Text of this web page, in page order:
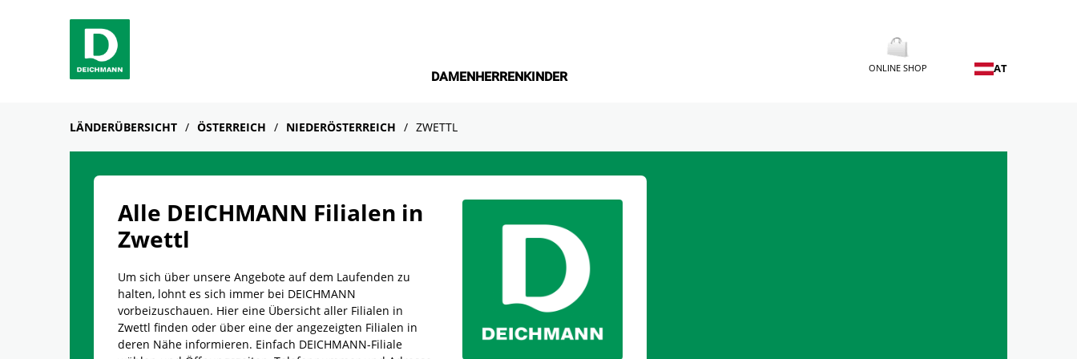
DAMENHERRENKINDER
ONLINE SHOP AT
LÄNDERÜBERSICHT ÖSTERREICH NIEDERÖSTERREICH ZWETTL
Alle DEICHMANN Filialen in
Zwettl
Um sich über unsere Angebote auf dem Laufenden zu
halten, lohnt es sich immer bei DEICHMANN
vorbeizuschauen. Hier eine Übersicht aller Filialen in
Zwettl finden oder über eine der angezeigten Filialen in
deren Nähe informieren. Einfach DEICHMANN-Filiale